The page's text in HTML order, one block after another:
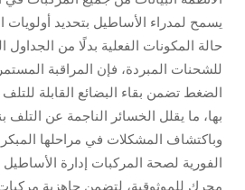
يسمح لمدراء الأساطيل بتحديد أولويات
حالة المكونات الفعلية بدلًا من الجداول
للشحنات المبردة، فإن المراقبة
الضغط تضمن بقاء البضائع القابلة
وباكتشاف المشكلات في مراحلها
الفورية لصحة المركبات إدارة
محركٍ للموثوقية، لتضمن جاهزية